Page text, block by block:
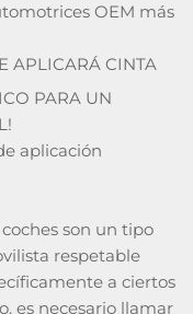
OEM más
APLICARÁ CINTA
PARA UN
aplicación
son un tipo
respetable
a ciertos
es necesario llamar